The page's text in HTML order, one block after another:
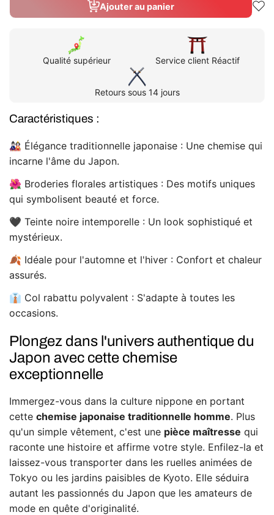
Chemise
de
Ajouter au panier
Qualité supérieur Service client Réactif
Retours sous 14 jours
Caractéristiques :
🎎 Élégance traditionnelle japonaise : Une chemise qui
incarne l'âme du Japon.
🌺 Broderies florales artistiques : Des motifs uniques
qui symbolisent beauté et force.
🖤 Teinte noire intemporelle : Un look sophistiqué et
mystérieux.
🍂 Idéale pour l'automne et l'hiver : Confort et chaleur
assurés.
👔 Col rabattu polyvalent : S'adapte à toutes les
occasions.
Plongez dans l'univers authentique du
Japon avec cette chemise
exceptionnelle
Immergez-vous dans la culture nippone en portant
cette chemise japonaise traditionnelle homme. Plus
qu'un simple vêtement, c'est une pièce maîtresse qui
raconte une histoire et affirme votre style. Enfilez-la et
laissez-vous transporter dans les ruelles animées de
Tokyo ou les jardins paisibles de Kyoto. Elle séduira
autant les passionnés du Japon que les amateurs de
mode en quête d'originalité.